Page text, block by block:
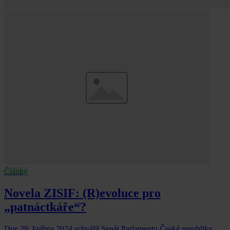
Články
Novela ZISIF: (R)evoluce pro
„patnáctkáře“?